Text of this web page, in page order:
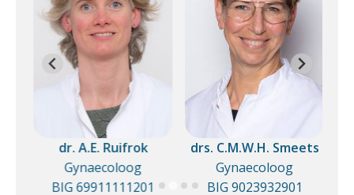
dr. A.E. Ruifrok
Gynaecoloog
BIG 69911111201
drs. C.M.W.H. Smeets
Gynaecoloog
BIG 9023932901